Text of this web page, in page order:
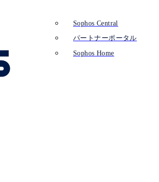
Sophos Central
パートナーポータル
Sophos Home